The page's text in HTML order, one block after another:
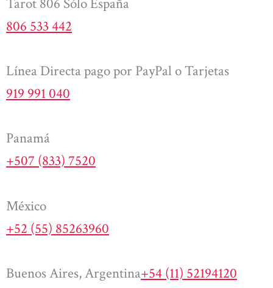
806 533 442
Línea Directa pago por PayPal o Tarjetas
919 991 040
Panamá
+507 (833) 7520
México
+52 (55) 85263960
Buenos Aires, Argentina+54 (11) 52194120